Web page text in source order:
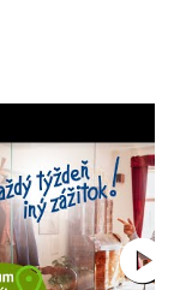
play_circle